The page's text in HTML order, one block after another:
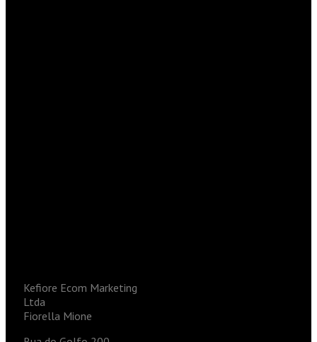
Kefiore Ecom Marketing
Ltda
Fiorella Mione